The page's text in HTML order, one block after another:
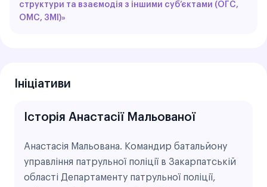
структури та взаємодія з іншими суб’єктами (ОГС,
ОМС, ЗМІ)»
Ініціативи
Історія Анастасії Мальованої
Анастасія Мальована. Командир батальйону
управління патрульної поліції в Закарпатській
області Департаменту патрульної поліції,